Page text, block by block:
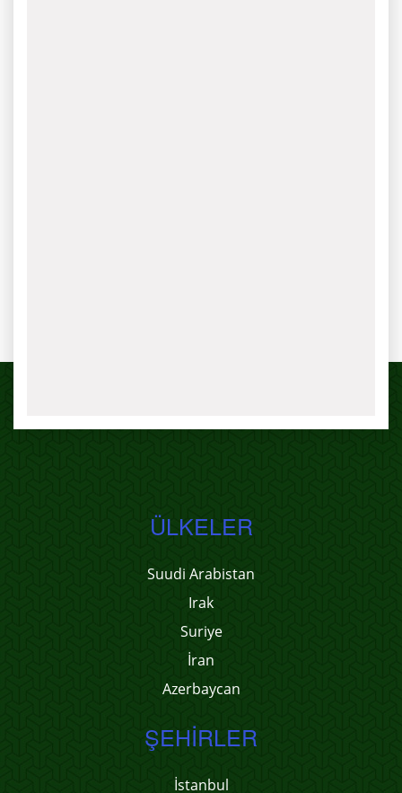
ÜLKELER
Suudi Arabistan
Irak
Suriye
İran
Azerbaycan
ŞEHIRLER
İstanbul